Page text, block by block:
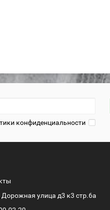
конфиденциальности
Дорожная улица д3 к3 стр.6а